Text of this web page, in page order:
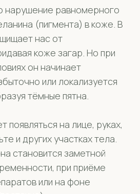
нарушение равномерного
(пигмента) в коже. В
нас от
коже загар. Но при
он начинает
или локализуется
тёмные пятна.
появляться на лице, руках,
и других участках тела.
становится заметной
при приёме
или на фоне